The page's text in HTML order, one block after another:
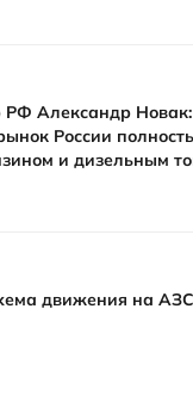
РФ Александр Новак:
России
и дизельным
движения на АЗС